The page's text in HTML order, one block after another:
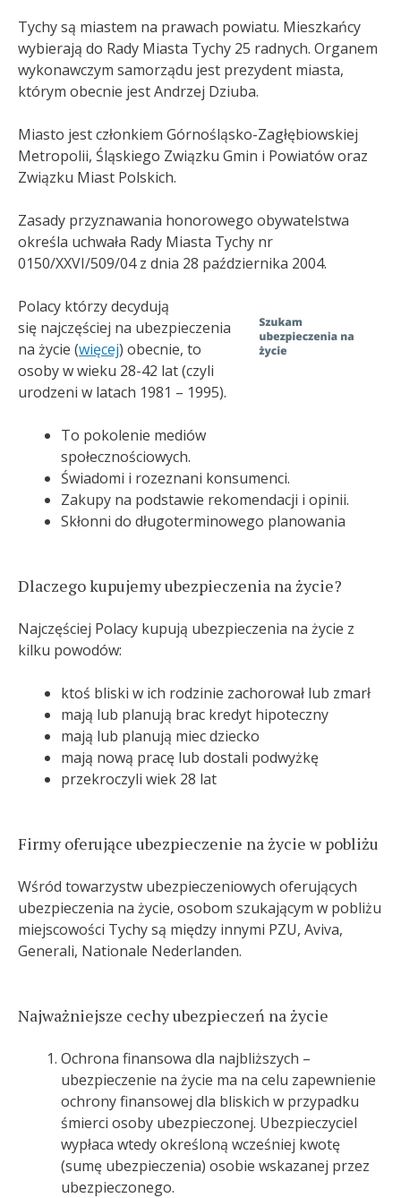
Tychy są miastem na prawach powiatu. Mieszkańcy
wybierają do Rady Miasta Tychy 25 radnych. Organem
wykonawczym samorządu jest prezydent miasta,
którym obecnie jest Andrzej Dziuba.
Miasto jest członkiem Górnośląsko-Zagłębiowskiej
Metropolii, Śląskiego Związku Gmin i Powiatów oraz
Związku Miast Polskich.
Zasady przyznawania honorowego obywatelstwa
określa uchwała Rady Miasta Tychy nr
0150/XXVI/509/04 z dnia 28 października 2004.
Polacy którzy decydują
się najczęściej na ubezpieczenia
na życie (więcej) obecnie, to
osoby w wieku 28-42 lat (czyli
urodzeni w latach 1981 – 1995).
To pokolenie mediów
społecznościowych.
Świadomi i rozeznani konsumenci.
Zakupy na podstawie rekomendacji i opinii.
Skłonni do długoterminowego planowania
Dlaczego kupujemy ubezpieczenia na życie?
Najczęściej Polacy kupują ubezpieczenia na życie z
kilku powodów:
ktoś bliski w ich rodzinie zachorował lub zmarł
mają lub planują brac kredyt hipoteczny
mają lub planują miec dziecko
mają nową pracę lub dostali podwyżkę
przekroczyli wiek 28 lat
Firmy oferujące ubezpieczenie na życie w pobliżu
Wśród towarzystw ubezpieczeniowych oferujących
ubezpieczenia na życie, osobom szukającym w pobliżu
miejscowości Tychy są między innymi PZU, Aviva,
Generali, Nationale Nederlanden.
Najważniejsze cechy ubezpieczeń na życie
Ochrona finansowa dla najbliższych –
ubezpieczenie na życie ma na celu zapewnienie
ochrony finansowej dla bliskich w przypadku
śmierci osoby ubezpieczonej. Ubezpieczyciel
wypłaca wtedy określoną wcześniej kwotę
(sumę ubezpieczenia) osobie wskazanej przez
ubezpieczonego.